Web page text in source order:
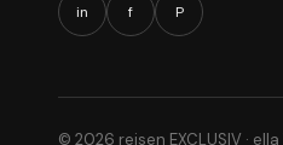
in f P
© 2026 reisen EXCLUSIV ·